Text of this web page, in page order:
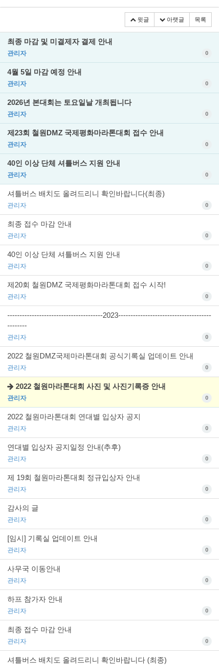
윗글 아랫글 목록
최종 마감 및 미결제자 결제 안내
관리자 0
4월 5일 마감 예정 안내
관리자 0
2026년 본대회는 토요일날 개최됩니다
관리자 0
제23회 철원DMZ 국제평화마라톤대회 접수 안내
관리자 0
40인 이상 단체 셔틀버스 지원 안내
관리자 0
셔틀버스 배치도 올려드리니 확인바랍니다(최종)
관리자 0
최종 접수 마감 안내
관리자 0
40인 이상 단체 셔틀버스 지원 안내
관리자 0
제20회 철원DMZ 국제평화마라톤대회 접수 시작!
관리자 0
---------------------------------------2023--------------------------------------
--------
관리자 0
2022 철원DMZ국제마라톤대회 공식기록실 업데이트 안내
관리자 0
2022 철원마라톤대회 사진 및 사진기록증 안내
관리자 0
2022 철원마라톤대회 연대별 입상자 공지
관리자 0
연대별 입상자 공지일정 안내(추후)
관리자 0
제 19회 철원마라톤대회 정규입상자 안내
관리자 0
감사의 글
관리자 0
[임시] 기록실 업데이트 안내
관리자 0
사무국 이동안내
관리자 0
하프 참가자 안내
관리자 0
최종 접수 마감 안내
관리자 0
셔틀버스 배치도 올려드리니 확인바랍니다 (최종)